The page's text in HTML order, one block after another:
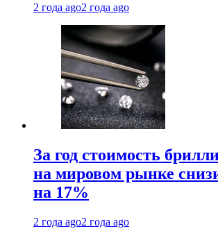
2 года ago2 года ago
За год стоимость
на мировом рынке
на 17%
2 года ago2 года ago